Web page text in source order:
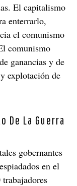
El capitalismo
enterrarlo,
el comunismo
comunismo
ganancias y de
explotación de
De La Guerra
gobernantes
en el